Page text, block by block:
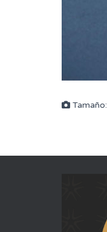
Tamaño: